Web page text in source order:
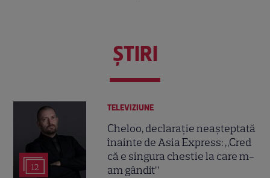
ŞTIRI
12
TELEVIZIUNE
Cheloo, declarație neașteptată
înainte de Asia Express: „Cred
că e singura chestie la care m-
am gândit”